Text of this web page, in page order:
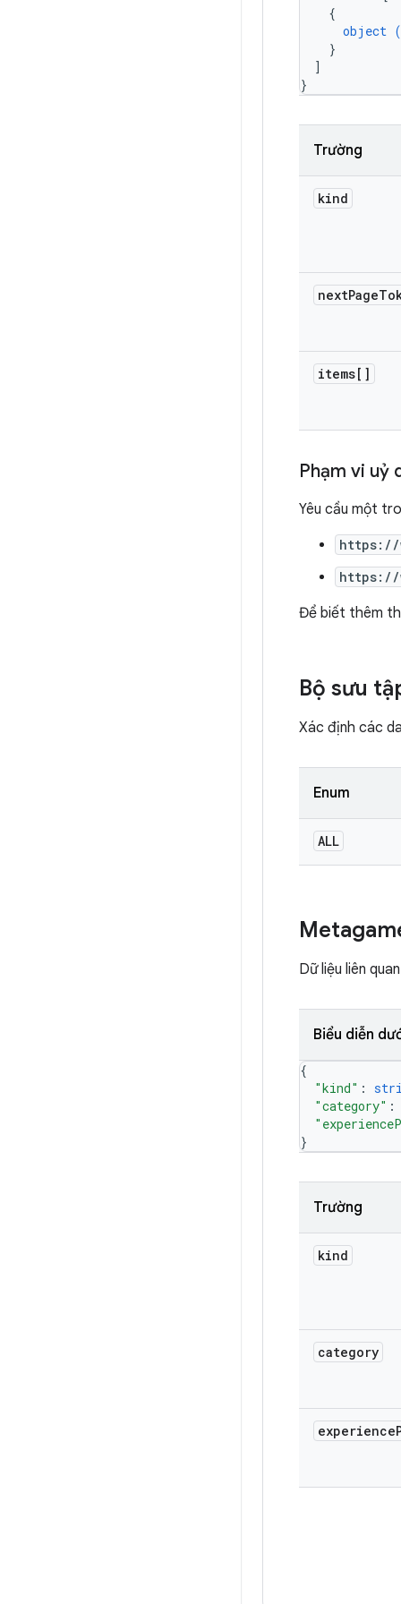
{
object (
}
]
}
Trường
kind
nextPage
items[]
Phạm vi uỷ
Yêu cầu một
https://
https://
Để biết thêm
Bộ sưu
Xác định các
Enum
ALL
Dữ liệu liên
Biểu diễn
{
"kind" :
"category"
}
Trường
kind
category
experience